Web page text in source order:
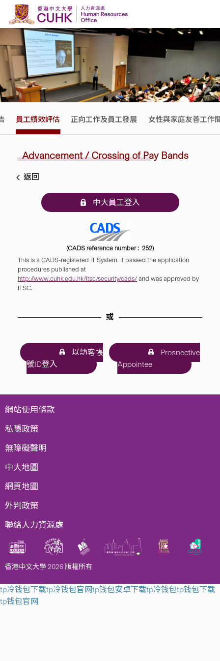
Skip to content
員工績效評估 正向工作及員工發展 女性與家庭友善工作
Advancement / Crossing of Pay Bands
返回
中大員工登入
(CADS reference number : 252)
This is a CADS-registered IT System. It passed the application
procedures published at
http://www.cuhk.edu.hk/itsc/security/cads/ and was approved by
ITSC.
或
以訪客帳
號ID登入
Prospective
Appointee
網站使用條款
私隱政策
無障礙聲明
中大地圖
網頁地圖
外判政策
聯絡人力資源處
香港中文大學 2026 版權所有
tp冷钱包下载tp冷钱包官网tp钱包安卓下载tp冷钱包tp钱包下载
tp钱包官网